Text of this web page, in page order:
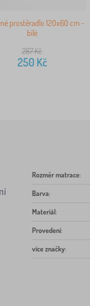
prostěradlo 120x60 cm -
bílé
287Kč
250 Kč
Rozměr matrace:
Barva:
Materiál:
Provedení:
více značky: